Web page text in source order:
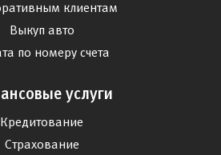
клиентам
Выкуп авто
по номеру счета
услуги
Кредитование
Страхование